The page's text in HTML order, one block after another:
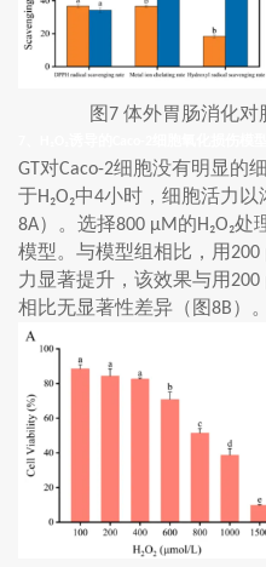
图 7 体外胃肠消化对
GT 对Caco-2细胞没有明显的
于H₂O₂中4小时，细胞活力以
8A）。选择800 μM的H₂O₂处
模型。与模型组相比，用200
力显著提升，该效果与用200
相比无显著性差异（图8B）。